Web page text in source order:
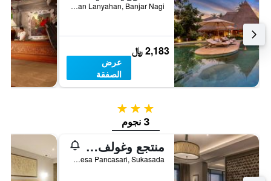
Jalan Lanyahan, Banjar Nagi, اوبود, إندونيسيا
2,183 ﷼
عرض
الصفقة
3 نجوم
3 نجوم
منتجع وغولف هاندارا بالي
Desa Pancasari, Sukasada, إندونيسيا